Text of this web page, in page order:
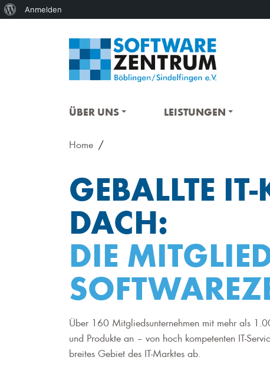
ÜBER UNS LEISTUNGEN
Home
GEBALLTE
DACH:
DIE
Über 160 Mitgliedsunternehmen mit mehr als
und Produkte an – von hoch kompetenten IT-
breites Gebiet des IT-Marktes ab.
Über
Anmelden